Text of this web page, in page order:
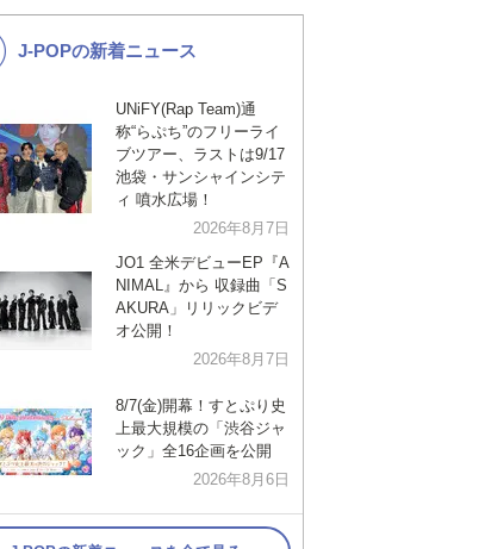
K-POP 演歌・歌謡
洋楽
VTuber ディズニー
J-POPの新着ニュース
UNiFY(Rap Team)通
称“らぷち”のフリーライ
ブツアー、ラストは9/17
池袋・サンシャインシテ
ィ 噴水広場！
2026年8月7日
JO1 全米デビューEP『A
NIMAL』から 収録曲「S
AKURA」リリックビデ
オ公開！
2026年8月7日
8/7(金)開幕！すとぷり史
上最大規模の「渋谷ジャ
ック」全16企画を公開
2026年8月6日